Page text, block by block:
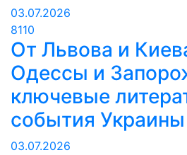
03.07.2026
8110
От Львова и
Одессы и
ключевые
события Украины
03.07.2026